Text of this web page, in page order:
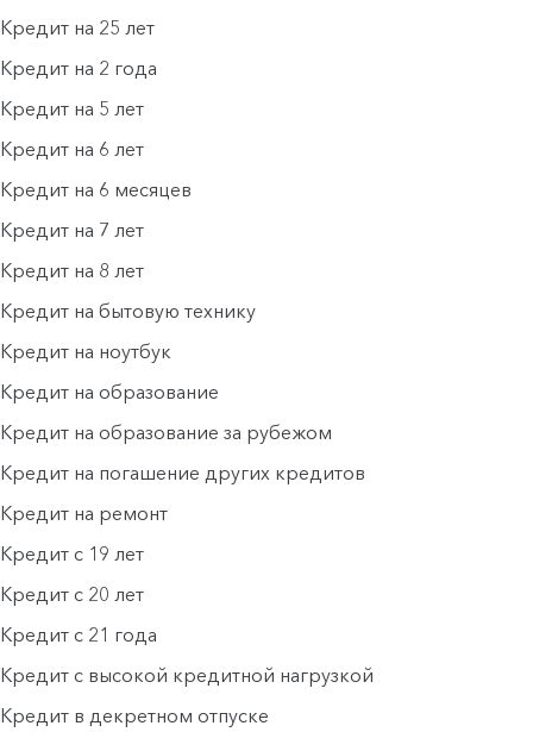
Кредит на 25 лет
Кредит на 2 года
Кредит на 5 лет
Кредит на 6 лет
Кредит на 6 месяцев
Кредит на 7 лет
Кредит на 8 лет
Кредит на бытовую технику
Кредит на ноутбук
Кредит на образование
Кредит на образование за рубежом
Кредит на погашение других кредитов
Кредит на ремонт
Кредит с 19 лет
Кредит с 20 лет
Кредит с 21 года
Кредит с высокой кредитной нагрузкой
Кредит в декретном отпуске